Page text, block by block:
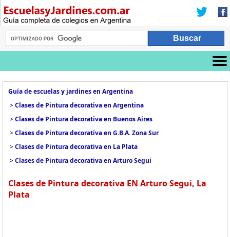
Guía de escuelas y jardines en Argentina
>Clases de Pintura decorativa en Argentina
>Clases de Pintura decorativa en Buenos Aires
>Clases de Pintura decorativa en G.B.A. Zona Sur
>Clases de Pintura decorativa en La Plata
>Clases de Pintura decorativa en Arturo Segui
Clases de Pintura decorativa EN Arturo Segui, La
Plata